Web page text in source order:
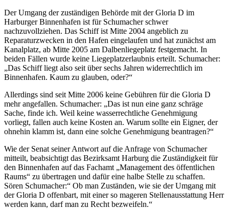
Der Umgang der zuständigen Behörde mit der Gloria D im
Harburger Binnenhafen ist für Schumacher schwer
nachzuvollziehen. Das Schiff ist Mitte 2004 angeblich zu
Reparaturzwecken in den Hafen eingelaufen und hat zunächst am
Kanalplatz, ab Mitte 2005 am Dalbenliegeplatz festgemacht. In
beiden Fällen wurde keine Liegeplatzerlaubnis erteilt. Schumacher:
„Das Schiff liegt also seit über sechs Jahren widerrechtlich im
Binnenhafen. Kaum zu glauben, oder?“
Allerdings sind seit Mitte 2006 keine Gebühren für die Gloria D
mehr angefallen. Schumacher: „Das ist nun eine ganz schräge
Sache, finde ich. Weil keine wasserrechtliche Genehmigung
vorliegt, fallen auch keine Kosten an. Warum sollte ein Eigner, der
ohnehin klamm ist, dann eine solche Genehmigung beantragen?“
Wie der Senat seiner Antwort auf die Anfrage von Schumacher
mitteilt, beabsichtigt das Bezirksamt Harburg die Zuständigkeit für
den Binnenhafen auf das Fachamt „Management des öffentlichen
Raums“ zu übertragen und dafür eine halbe Stelle zu schaffen.
Sören Schumacher:“ Ob man Zuständen, wie sie der Umgang mit
der Gloria D offenbart, mit einer so mageren Stellenausstattung Herr
werden kann, darf man zu Recht bezweifeln.“